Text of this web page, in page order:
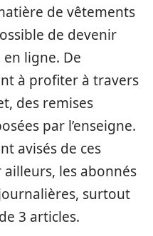
de vêtements
de devenir
ligne. De
à profiter à travers
des remises
par l’enseigne.
avisés de ces
les abonnés
surtout
3 articles.